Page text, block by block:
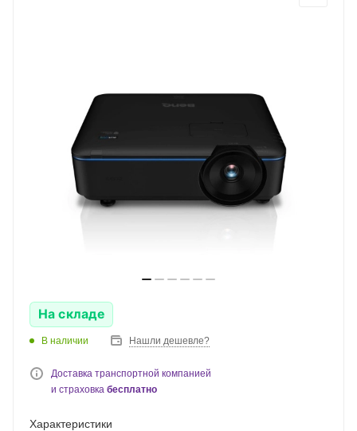
На складе
В наличии Нашли дешевле?
Доставка транспортной компанией
и страховка бесплатно
Характеристики